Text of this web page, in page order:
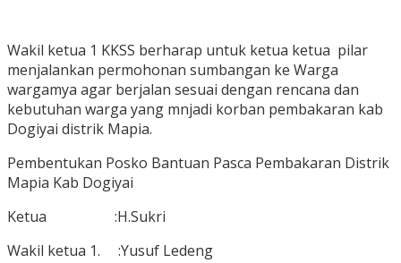
Wakil ketua 1 KKSS berharap untuk ketua ketua pilar
menjalankan permohonan sumbangan ke Warga
wargamya agar berjalan sesuai dengan rencana dan
kebutuhan warga yang mnjadi korban pembakaran kab
Dogiyai distrik Mapia.
Pembentukan Posko Bantuan Pasca Pembakaran Distrik
Mapia Kab Dogiyai
Ketua :H.Sukri
Wakil ketua 1. :Yusuf Ledeng